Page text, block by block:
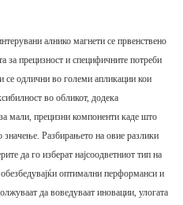
алнико магнети се првенствено
за прецизност и специфичните потреби
се одлични во големи апликации кои
во обликот, додека
мали, прецизни компоненти каде што
значење. Разбирањето на овие разлики
да го изберат најсоодветниот тип на
оптимални перформанси и
да воведуваат иновации, улогата